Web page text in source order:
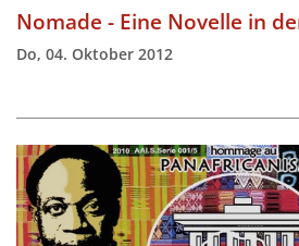
Nomade - Eine Novelle in
Do, 04. Oktober 2012